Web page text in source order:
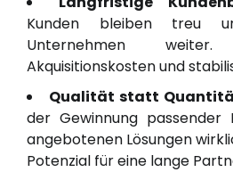
Kunden bleiben treu
Unternehmen
Akquisitionskosten und
Qualität statt
der Gewinnung passender
angebotenen Lösungen
Potenzial für eine lange